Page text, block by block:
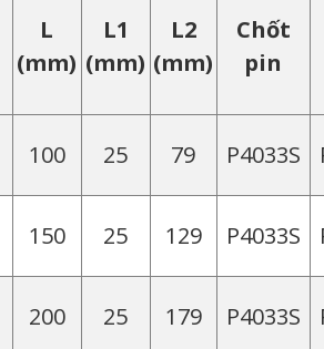
L
(mm)
L1
(mm)
L2
(mm)
Chốt
pin
100 25 79 P4033S
150 25 129 P4033S
200 25 179 P4033S